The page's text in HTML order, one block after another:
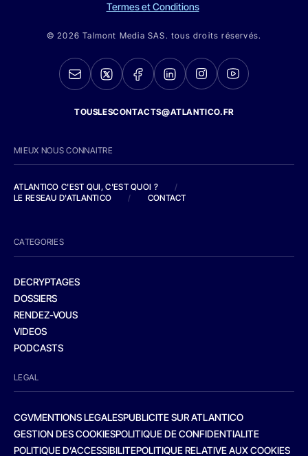
Termes et Conditions
© 2026 Talmont Media SAS. tous droits réservés.
TOUSLESCONTACTS@ATLANTICO.FR
MIEUX NOUS CONNAITRE
ATLANTICO C'EST QUI, C'EST QUOI ?
/
LE RESEAU D'ATLANTICO
/ CONTACT
CATEGORIES
DECRYPTAGES
DOSSIERS
RENDEZ-VOUS
VIDEOS
PODCASTS
LEGAL
CGVMENTIONS LEGALESPUBLICITE SUR ATLANTICO
GESTION DES COOKIESPOLITIQUE DE CONFIDENTIALITE
POLITIQUE D’ACCESSIBILITEPOLITIQUE RELATIVE AUX COOKIES